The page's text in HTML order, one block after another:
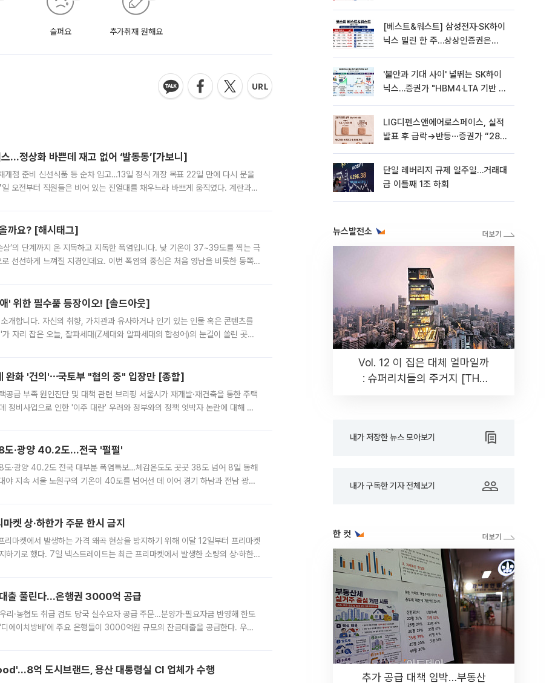
슬퍼요 추가취재 원해요
…정상화 바쁜데 재고 없어 ‘발동동’[가보니]
개점 준비 신선식품 등 순차 입고…13일 정식 개장 목표 22일 만에 다시 문을
오전부터 직원들은 비어 있는 진열대를 채우느라 바쁘게 움직였다. 계란과
까요? [해시태그]
상’의 단계까지 온 지독하고 지독한 폭염입니다. 낮 기온이 37~39도를 찍는 극
선선하게 느껴질 지경인데요. 이번 폭염의 중심은 처음 영남을 비롯한 동쪽
' 위한 필수품 등장이오! [솔드아웃]
개합니다. 자신의 취향, 가치관과 유사하거나 인기 있는 인물 혹은 콘텐츠를
자리 잡은 오늘, 잘파세대(Z세대와 알파세대의 합성어)의 눈길이 쏠린 곳은
완화 '건의'⋯국토부 "협의 중" 입장만 [종합]
공급 부족 원인진단 및 대책 관련 브리핑 서울시가 재개발·재건축을 통한 주택
정비사업으로 인한 '이주 대란' 우려와 정부와의 정책 엇박자 논란에 대해 정
도·광양 40.2도…전국 '펄펄'
·광양 40.2도 전국 대부분 폭염특보…체감온도도 곳곳 38도 넘어 8일 동해
야 지속 서울 노원구의 기온이 40도를 넘어선 데 이어 경기 하남과 전남 광양
켓 상·하한가 주문 한시 금지
리마켓에서 발생하는 가격 왜곡 현상을 방지하기 위해 이달 12일부터 프리마켓
하기로 했다. 7일 넥스트레이드는 최근 프리마켓에서 발생한 소량의 상·하한
출 풀린다…은행권 3000억 공급
리·농협도 취급 검토 당국 실수요자 공급 주문…분양가·필요자금 반영해 한도
에이치방배’에 주요 은행들이 3000억원 규모의 잔금대출을 공급한다. 우리
억 도시브랜드, 용산 대통령실 CI 업체가 수행
[베스트&워스트] 삼성전자·SK하이
닉스 밀린 한 주…상상인증권은
'불안과 기대 사이' 널뛰는 SK하이
닉스…증권가 "HBM4·LTA 기반 펀
LIG디펜스앤에어로스페이스, 실적
발표 후 급락→반등⋯증권가 “28년
단일 레버리지 규제 일주일…거래대
금 이틀째 1조 하회
뉴스발전소
Vol. 12 이 집은 대체 얼마일까
: 슈퍼리치들의 주거지 [THE
내가 저장한 뉴스 모아보기
내가 구독한 기자 전체보기
한 컷
추가 공급 대책 임박…부동산